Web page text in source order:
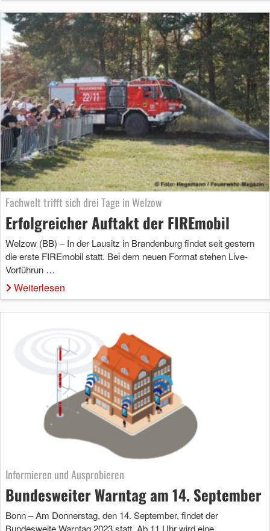
Fachwelt trifft sich drei Tage in Welzow
Erfolgreicher Auftakt der FIREmobil
Welzow (BB) – In der Lausitz in Brandenburg findet seit gestern
die erste FIREmobil statt. Bei dem neuen Format stehen Live-
Vorführun …
Weiterlesen
Informieren und Ausprobieren
Bundesweiter Warntag am 14. September
Bonn – Am Donnerstag, den 14. September, findet der
Bundesweite Warntag 2023 statt. Ab 11 Uhr wird eine